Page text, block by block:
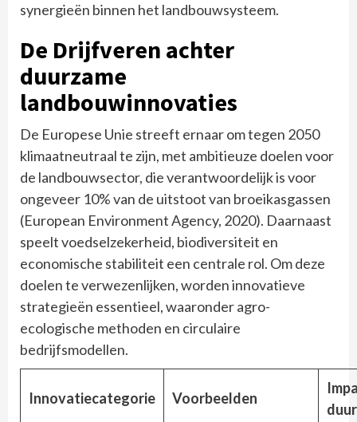
synergieën binnen het landbouwsysteem.
De Drijfveren achter
duurzame
landbouwinnovaties
De Europese Unie streeft ernaar om tegen 2050
klimaatneutraal te zijn, met ambitieuze doelen voor
de landbouwsector, die verantwoordelijk is voor
ongeveer 10% van de uitstoot van broeikasgassen
(European Environment Agency, 2020). Daarnaast
speelt voedselzekerheid, biodiversiteit en
economische stabiliteit een centrale rol. Om deze
doelen te verwezenlijken, worden innovatieve
strategieën essentieel, waaronder agro-
ecologische methoden en circulaire
bedrijfsmodellen.
Innovatiecategorie Voorbeelden